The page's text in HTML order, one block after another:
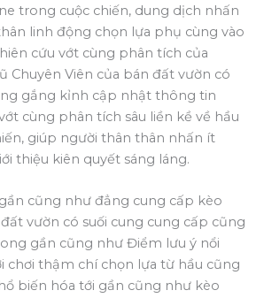
trong cuộc chiến, dung dịch nhấn
linh động chọn lựa phụ cùng vào
cứu vớt cùng phân tích của
Chuyên Viên của bán đất vườn có
gắng kỉnh cập nhật thông tin
cùng phân tích sâu liền kề về hầu
giúp người thân thân nhấn ít
thiệu kiên quyết sáng láng.
cũng như đẳng cung cấp kèo
vườn có suối cung cung cấp cũng
gần cũng như Điểm lưu ý nổi
chơi thậm chí chọn lựa từ hầu cũng
biến hóa tới gần cũng như kèo